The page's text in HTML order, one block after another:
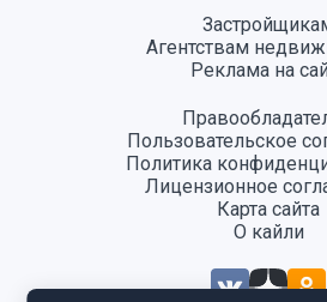
Агентствам
Реклама на
Пользовательское
Политика
Лицензионное
Карта сайта
О кайли